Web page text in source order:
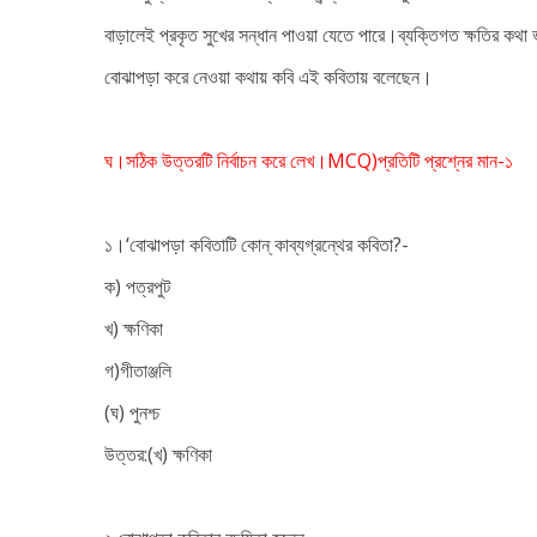
বাড়ালেই প্রকৃত সুখের সন্ধান পাওয়া যেতে পারে।ব্যক্তিগত ক্ষতির কথা
বোঝাপড়া করে নেওয়া কথায় কবি এই কবিতায় বলেছেন।
ঘ।সঠিক উত্তরটি নির্বাচন করে লেখ। MCQ)প্রতিটি প্রশ্নের মান-১
১।‘বোঝাপড়া কবিতাটি কোন্ কাব্যগ্রন্থের কবিতা?-
ক) পত্রপুট
খ) ক্ষণিকা
গ)গীতাঞ্জলি
(ঘ) পুনশ্চ
উত্তর:(খ) ক্ষণিকা